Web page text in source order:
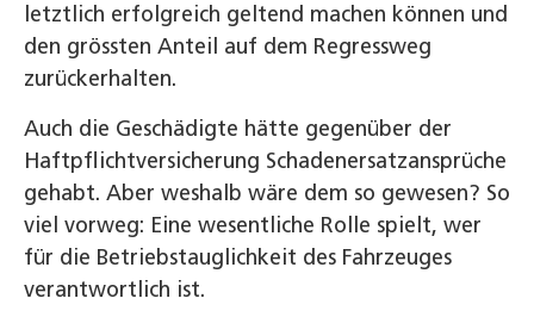
letztlich erfolgreich geltend machen können und
den grössten Anteil auf dem Regressweg
zurückerhalten.
Auch die Geschädigte hätte gegenüber der
Haftpflichtversicherung Schadenersatzansprüche
gehabt. Aber weshalb wäre dem so gewesen? So
viel vorweg: Eine wesentliche Rolle spielt, wer
für die Betriebstauglichkeit des Fahrzeuges
verantwortlich ist.